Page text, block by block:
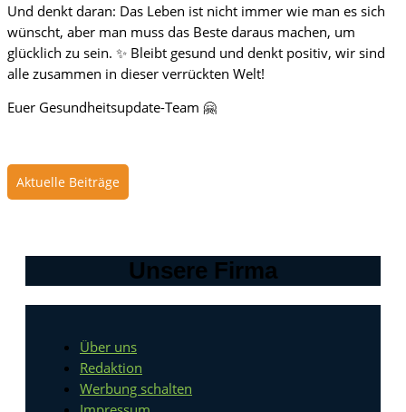
Und denkt daran: Das Leben ist nicht immer wie man es sich
wünscht, aber man muss das Beste daraus machen, um
glücklich zu sein. ✨ Bleibt gesund und denkt positiv, wir sind
alle zusammen in dieser verrückten Welt!
Euer Gesundheitsupdate-Team 🤗
Aktuelle Beiträge
Unsere Firma
Über uns
Redaktion
Werbung schalten